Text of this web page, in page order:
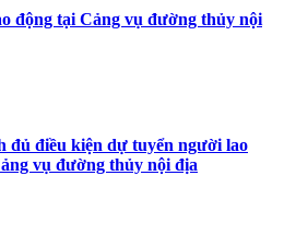
động tại Cảng vụ đường thủy nội
đủ điều kiện dự tuyển người lao
vụ đường thủy nội địa